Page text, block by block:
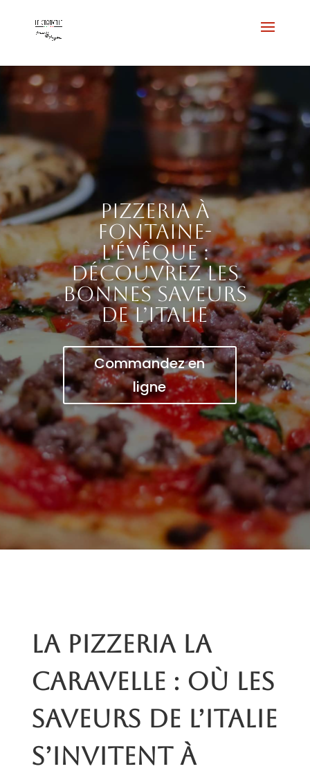
Pizzeria à
Fontaine-
l'Évêque :
découvrez les
bonnes saveurs
de l’Italie
Commandez en
ligne
La pizzeria La
Caravelle : où les
saveurs de l’Italie
s’invitent à